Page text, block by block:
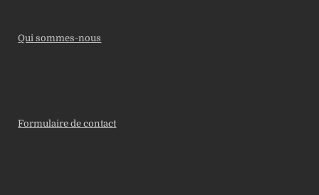
Qui sommes-nous
Formulaire de contact